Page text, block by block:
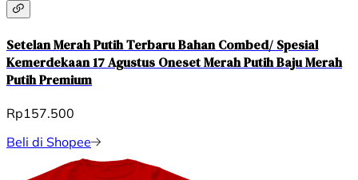
Setelan Merah Putih Terbaru Bahan Combed/ Spesial
Kemerdekaan 17 Agustus Oneset Merah Putih Baju Merah
Putih Premium
Rp157.500
Beli di Shopee